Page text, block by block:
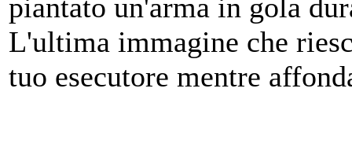
piantato un'arma in gola
L'ultima immagine che
tuo esecutore mentre